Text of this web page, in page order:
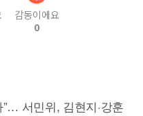
감동이에요
0
서민위, 김현지·강훈